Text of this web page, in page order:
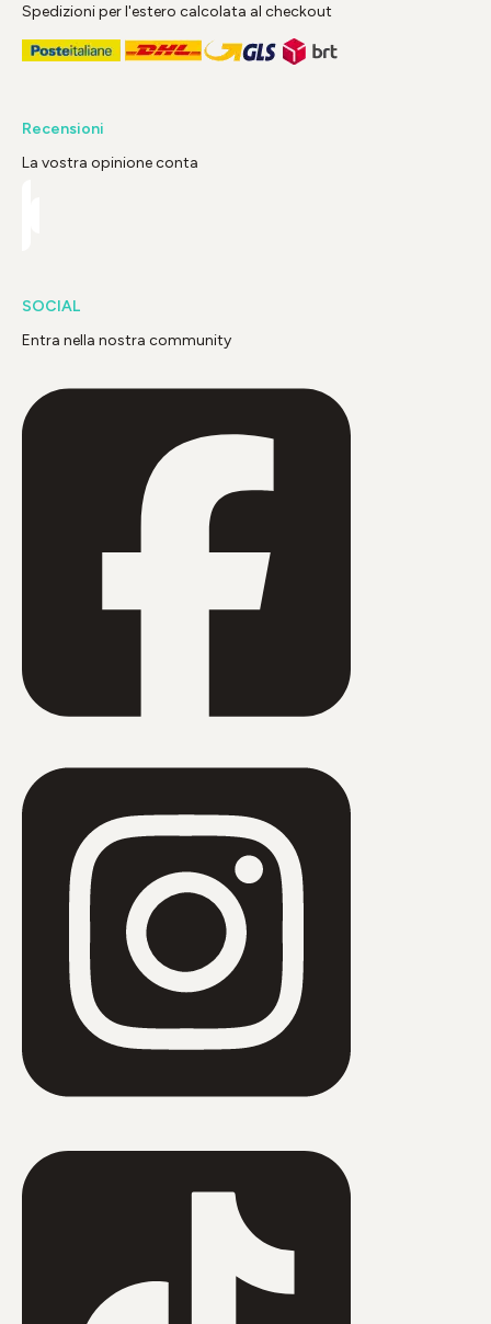
Spedizioni per l'estero calcolata al checkout
Recensioni
La vostra opinione conta
SOCIAL
Entra nella nostra community